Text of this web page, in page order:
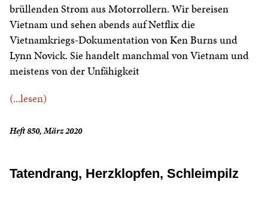
brüllenden Strom aus Motorrollern. Wir bereisen
Vietnam und sehen abends auf Netflix die
Vietnamkriegs-Dokumentation von Ken Burns und
Lynn Novick. Sie handelt manchmal von Vietnam und
meistens von der Unfähigkeit
(...lesen)
Heft 850, März 2020
Tatendrang, Herzklopfen, Schleimpilz